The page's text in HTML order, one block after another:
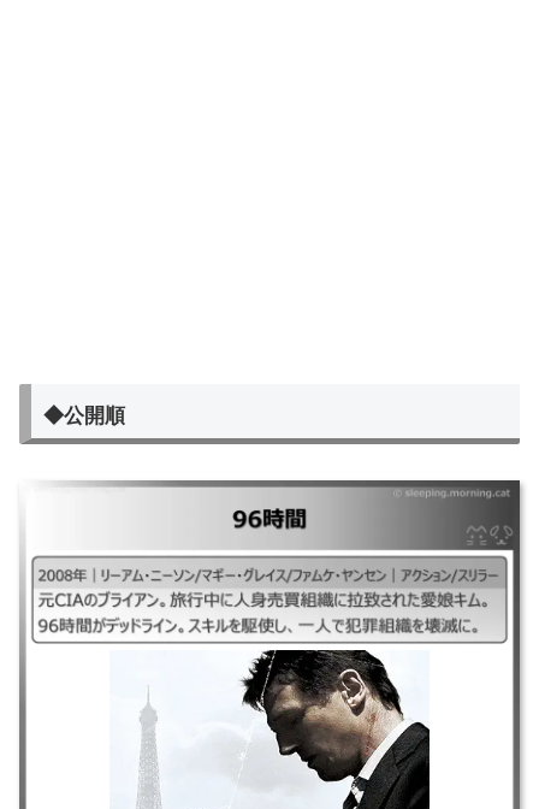
◆公開順
｜2008年｜リーアム・ニーソン/マギー・グレイス/ファムケ・ヤンセン｜
アクション/スリラー ｜元CIAのブライアン。旅行中に人身売買組織に拉致
された愛娘キム。96時間がデッドライン。スキルを駆使し、一人で犯罪組